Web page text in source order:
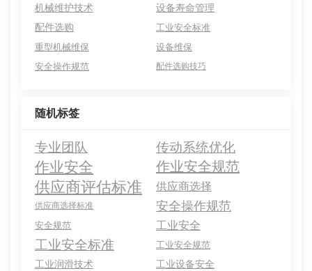
机械维护技术
设备寿命管理
配件选购
工业安全标准
重型机械维保
设备维保
安全操作规范
配件选购技巧
随机标签
专业团队 传动系统优化
作业安全 作业安全规范
供应商评估标准 供应商选择
供应商选择标准 安全操作规范
安全规范 工业安全
工业安全标准 工业安全规范
工业润滑技术 工业设备安全